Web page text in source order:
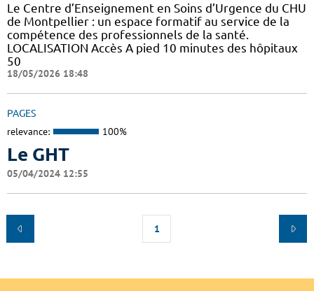
Le Centre d’Enseignement en Soins d’Urgence du CHU
de Montpellier : un espace formatif au service de la
compétence des professionnels de la santé.
LOCALISATION Accès A pied 10 minutes des hôpitaux
50
18/05/2026 18:48
PAGES
relevance: 100%
Le GHT
05/04/2024 12:55
1